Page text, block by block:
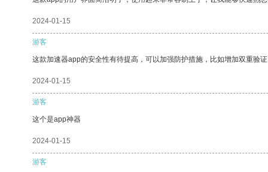
2024-01-15
游客
这款加速器app的安全性有待提高，可以加强防护措施，比如增加双重验
2024-01-15
游客
这个是app神器
2024-01-15
游客